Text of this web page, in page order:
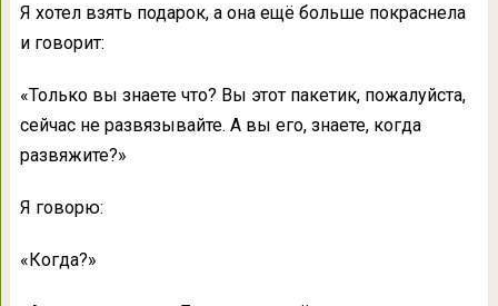
Я хотел взять подарок, а она ещё больше покраснела
и говорит:
«Только вы знаете что? Вы этот пакетик, пожалуйста,
сейчас не развязывайте. А вы его, знаете, когда
развяжите?»
Я говорю:
«Когда?»